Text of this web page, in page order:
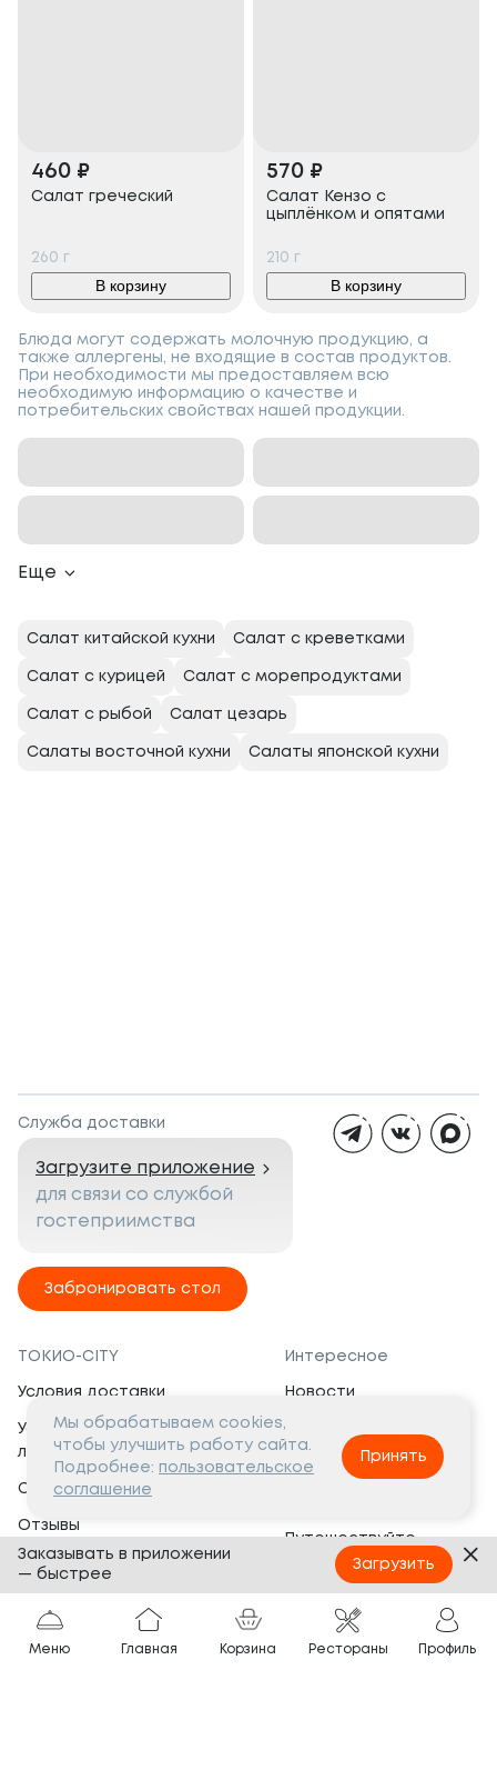
460 ₽
Салат греческий
260 г
В корзину
570 ₽
Салат Кензо с
цыплёнком и опятами
210 г
В корзину
Блюда могут содержать молочную продукцию, а
также аллергены, не входящие в состав продуктов.
При необходимости мы предоставляем всю
необходимую информацию о качестве и
потребительских свойствах нашей продукции.
Еще
Салат китайской кухни Салат с креветками
Салат с курицей Салат с морепродуктами
Салат с рыбой Салат цезарь
Салаты восточной кухни Салаты японской кухни
Служба доставки
Загрузите приложение
для связи со службой
гостеприимства
Забронировать стол
ТОКИО-CITY
Условия доставки
Условия программы
лояльности
Сертификаты
Отзывы
Банкеты
Вопросы и ответы
Интересное
Новости
Вакансии
Социальная жизнь
Путешествуйте
с ТОКИО-CITY
Партнёрам
Франшиза
Меню Главная Корзина Рестораны Профиль
Мы обрабатываем cookies,
чтобы улучшить работу сайта.
Подробнее: пользовательское
соглашение
Принять
Заказывать в приложении
— быстрее
Загрузить